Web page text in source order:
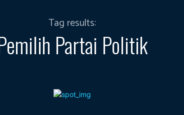
Tag results:
Partai Politik